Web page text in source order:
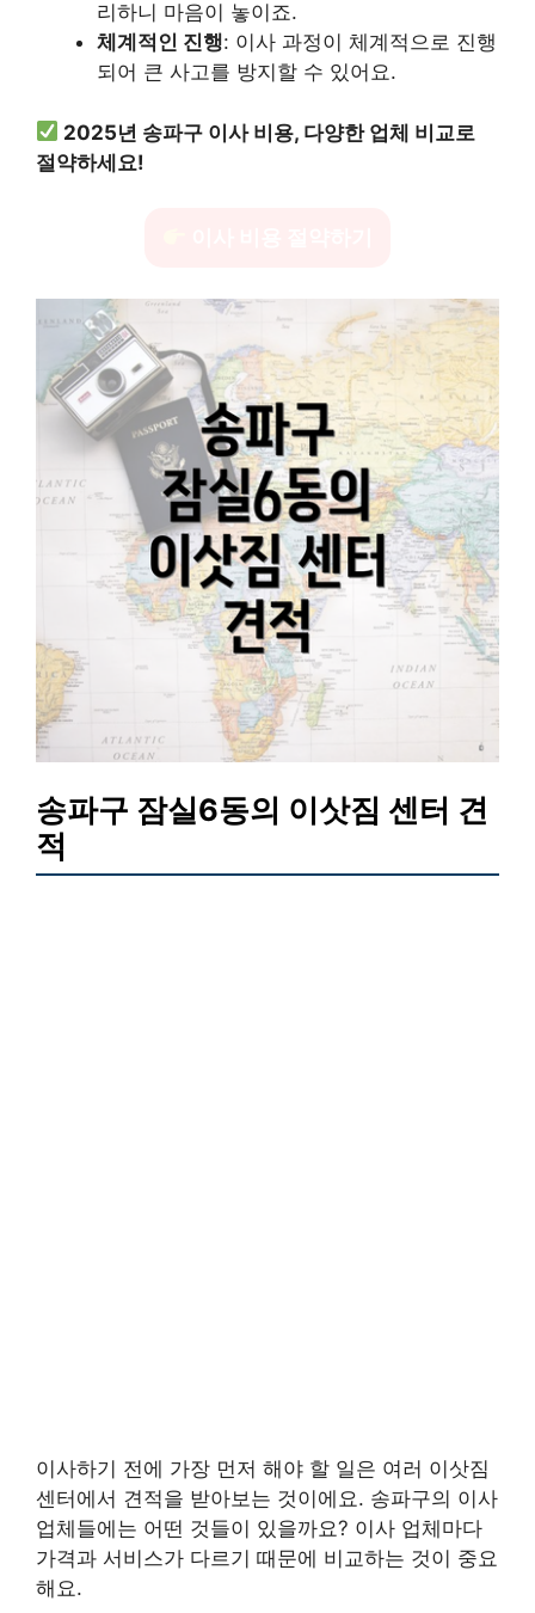
리하니 마음이 놓이죠.
체계적인 진행: 이사 과정이 체계적으로 진행
되어 큰 사고를 방지할 수 있어요.
2025년 송파구 이사 비용, 다양한 업체 비교로
절약하세요!
송파구 잠실6동의 이삿짐 센터 견
적
이사하기 전에 가장 먼저 해야 할 일은 여러 이삿짐
센터에서 견적을 받아보는 것이에요. 송파구의 이사
업체들에는 어떤 것들이 있을까요? 이사 업체마다
가격과 서비스가 다르기 때문에 비교하는 것이 중요
해요.